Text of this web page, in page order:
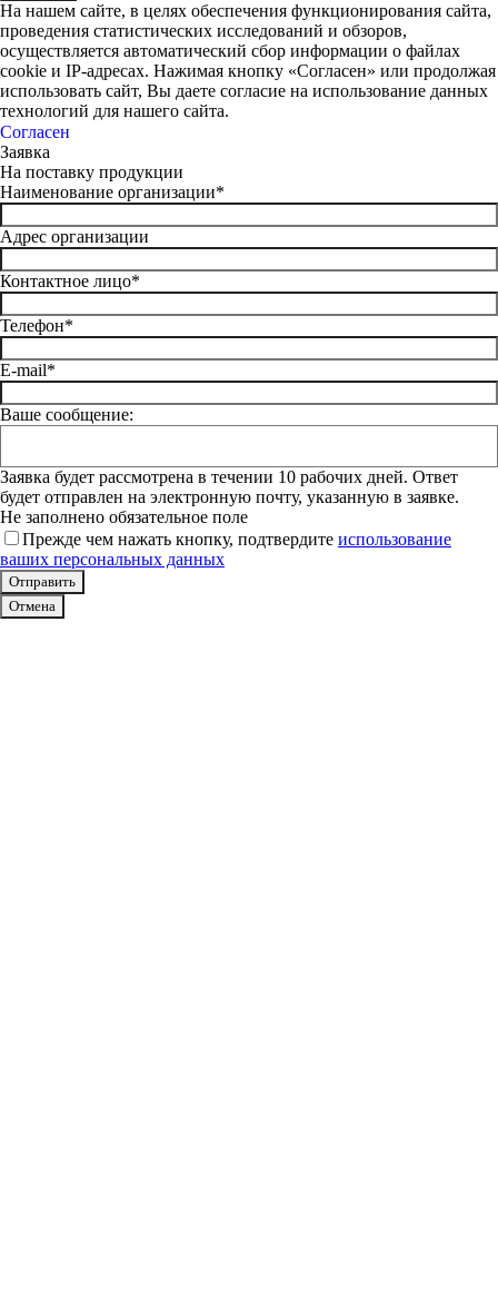
На нашем сайте, в целях обеспечения функционирования сайта,
проведения статистических исследований и обзоров,
осуществляется автоматический сбор информации о файлах
cookie и IP-адресах. Нажимая кнопку «Согласен» или продолжая
использовать сайт, Вы даете согласие на использование данных
технологий для нашего сайта.
Согласен
Заявка
На поставку продукции
Наименование организации*
Адрес организации
Контактное лицо*
Телефон*
E-mail*
Ваше сообщение:
Заявка будет рассмотрена в течении 10 рабочих дней. Ответ
будет отправлен на электронную почту, указанную в заявке.
Не заполнено обязательное поле
Прежде чем нажать кнопку, подтвердите использование
ваших персональных данных
Отмена